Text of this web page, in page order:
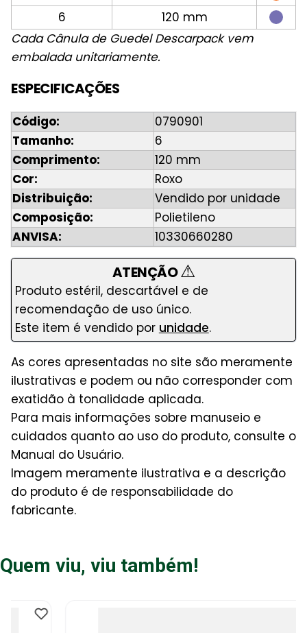
6
120 mm
Cada Cânula de Guedel Descarpack vem
embalada unitariamente.
ESPECIFICAÇÕES
Código:
0790901
Tamanho:
6
Comprimento:
120 mm
Cor:
Roxo
Distribuição:
Vendido por unidade
Composição:
Polietileno
ANVISA:
10330660280
ATENÇÃO⚠
Produto estéril, descartável e de
recomendação de uso único.
Este item é vendido por unidade.
As cores apresentadas no site são meramente
ilustrativas e podem ou não corresponder com
exatidão à tonalidade aplicada.
Para mais informações sobre manuseio e
cuidados quanto ao uso do produto, consulte o
Manual do Usuário.
Imagem meramente ilustrativa e a descrição
do produto é de responsabilidade do
fabricante.
Quem viu, viu também!